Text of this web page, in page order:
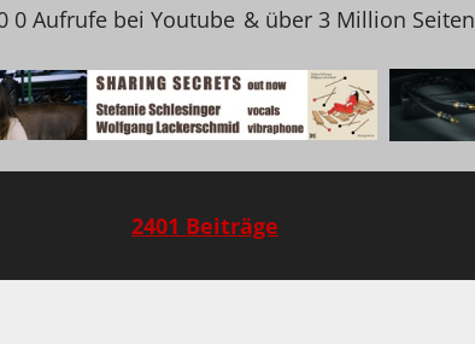
0 Aufrufe bei Youtube & über 3 Million
2401 Beiträge